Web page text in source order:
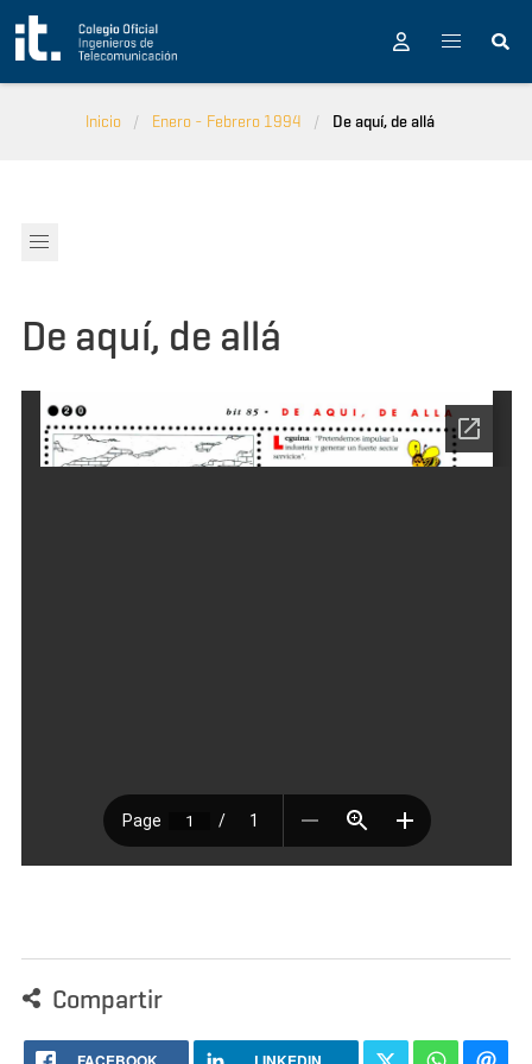
Pasar al contenido principal
Inicio Enero - Febrero 1994 De aquí, de allá
De aquí, de allá
Compartir